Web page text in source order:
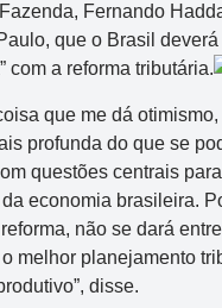
Fernando
que o Brasil deverá
com a reforma tributária.
que me dá
profunda do que se
questões centrais
economia brasileira.
não se dará
melhor planejamento
disse.